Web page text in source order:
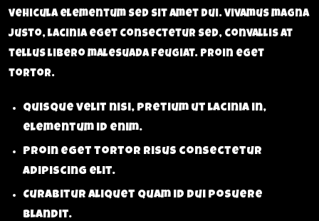
vehicula elementum sed sit amet dui. Vivamus magna
justo, lacinia eget consectetur sed, convallis at
tellus libero malesuada feugiat. Proin eget
tortor.
Quisque velit nisi, pretium ut lacinia in,
elementum id enim.
Proin eget tortor risus consectetur
adipiscing elit.
Curabitur aliquet quam id dui posuere
blandit.